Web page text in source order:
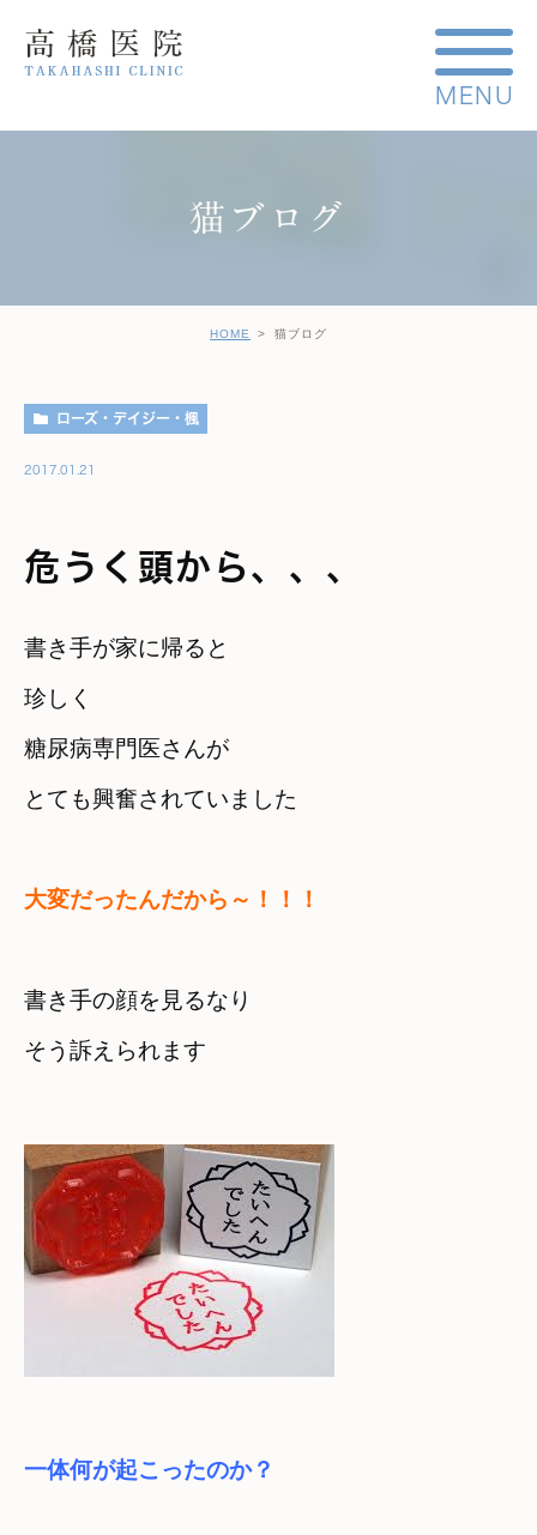
猫ブログ
HOME 猫ブログ
ローズ・デイジー・楓
2017.01.21
危うく頭から、、、
書き手が家に帰ると
珍しく
糖尿病専門医さんが
とても興奮されていました
大変だったんだから～！！！
書き手の顔を見るなり
そう訴えられます
一体何が起こったのか？